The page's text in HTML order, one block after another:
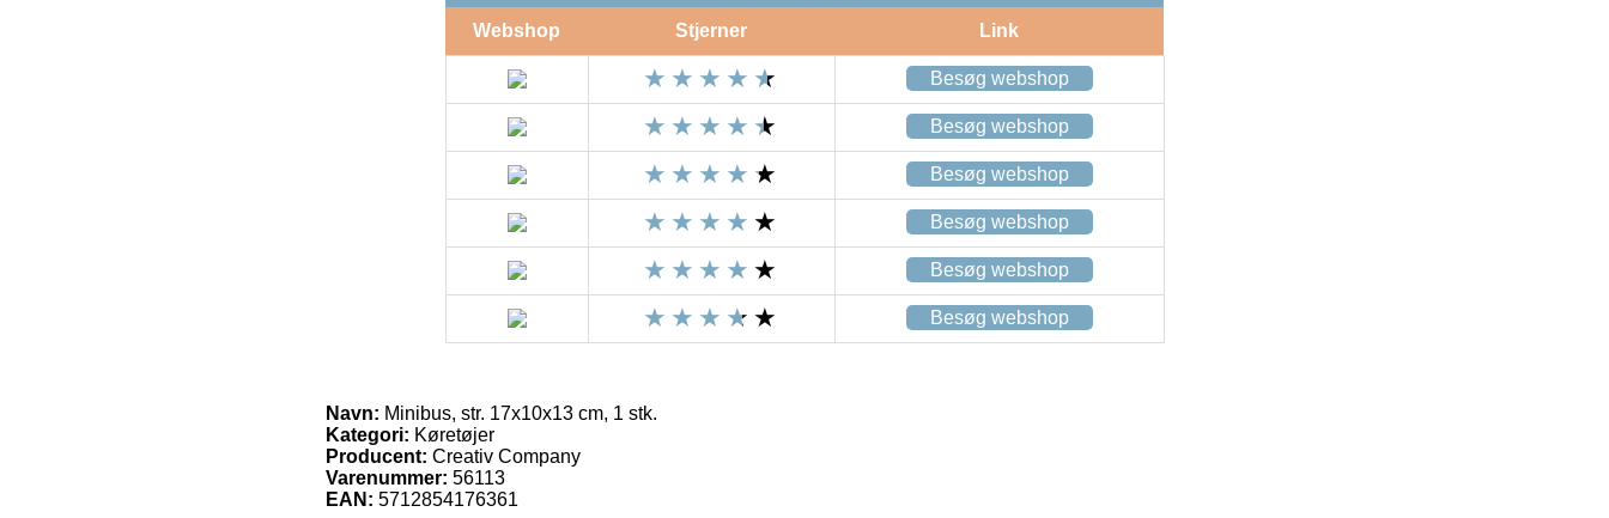
Webshop Stjerner Link
Besøg webshop
Besøg webshop
Besøg webshop
Besøg webshop
Besøg webshop
Besøg webshop
Navn: Minibus, str. 17x10x13 cm, 1 stk.
Kategori: Køretøjer
Producent: Creativ Company
Varenummer: 56113
EAN: 5712854176361